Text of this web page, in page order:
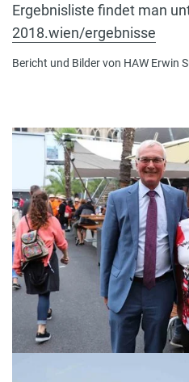
Ergebnisliste findet man
2018.wien/ergebnisse
Bericht und Bilder von HAW Erwin